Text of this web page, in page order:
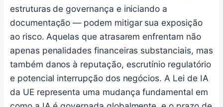
estruturas de governança e iniciando a
documentação — podem mitigar sua exposição
ao risco. Aquelas que atrasarem enfrentam não
apenas penalidades financeiras substanciais, mas
também danos à reputação, escrutínio regulatório
e potencial interrupção dos negócios. A Lei de IA
da UE representa uma mudança fundamental em